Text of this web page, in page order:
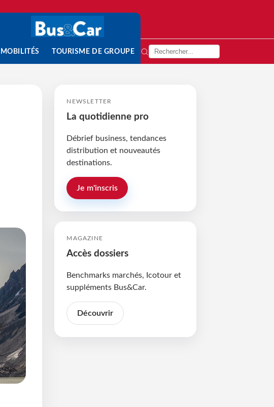
MOBILITÉS TOURISME DE GROUPE
NEWSLETTER
La quotidienne pro
Débrief business, tendances
distribution et nouveautés
destinations.
Je m'inscris
MAGAZINE
Accès dossiers
Benchmarks marchés, Icotour et
suppléments Bus&Car.
Découvrir